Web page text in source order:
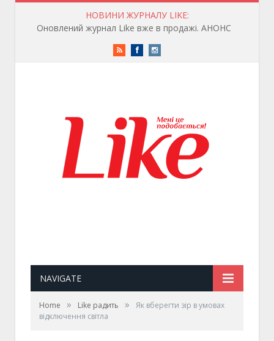
НОВИНИ ЖУРНАЛУ LIKE:
Оновлений журнал Like вже в продажі. АНОНС
RSS FacebookInstagram
NAVIGATE
Home » Like радить »
Як вберегти зір в умовах
відключення світла